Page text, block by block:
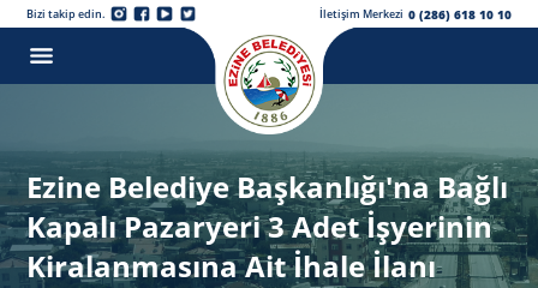
Bizi takip edin. İletişim Merkezi 0 (286) 618 10 10
Ezine Belediye Başkanlığı'na Bağlı
Kapalı Pazaryeri 3 Adet İşyerinin
Kiralanmasına Ait İhale İlanı